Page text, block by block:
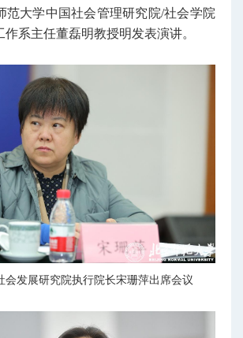
范大学中国社会管理研究院/社会学院
系主任董磊明教授明发表演讲。
会发展研究院执行院长宋珊萍出席会议